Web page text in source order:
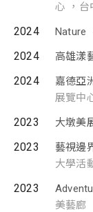
心 ，台
2024 Nature
2024 高雄漾
2024 嘉德亞
展覽中
2023 大墩美
2023 藝視邊
大學活
2023
美藝廊